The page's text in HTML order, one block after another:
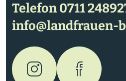
Telefon0711
info@landfrauen-